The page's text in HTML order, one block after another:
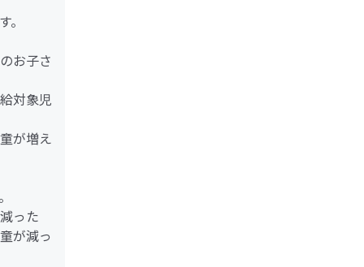
お子さ
対象児
が増え
った
が減っ